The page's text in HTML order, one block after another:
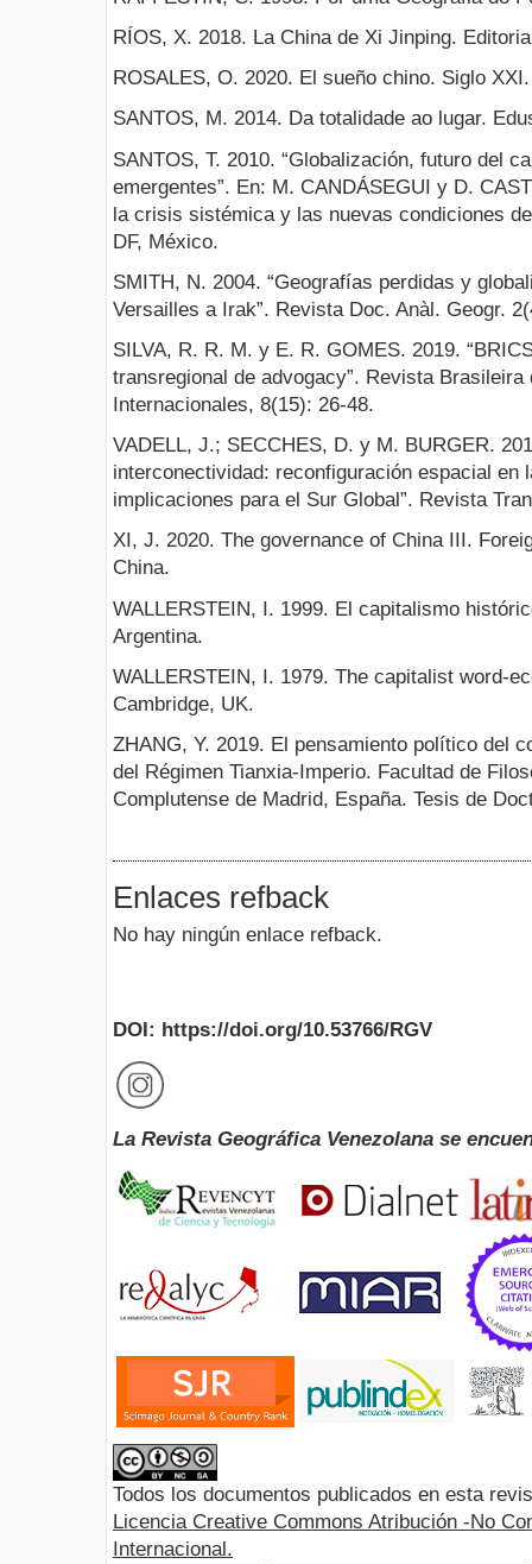
RÍOS, X. 2018. La China de Xi Jinping.
ROSALES, O. 2020. El sueño chino. Siglo
SANTOS, M. 2014. Da totalidade ao lugar.
SANTOS, T. 2010. “Globalización, futuro del
emergentes”. En: M. CANDÁSEGUI y D.
la crisis sistémica y las nuevas condiciones
DF, México.
SMITH, N. 2004. “Geografías perdidas y
Versailles a Irak”. Revista Doc. Anàl. Geogr.
SILVA, R. R. M. y E. R. GOMES. 2019.
transregional de advogacy”. Revista
Internacionales, 8(15): 26-48.
VADELL, J.; SECCHES, D. y M. BURGER.
interconectividad: reconfiguración espacial en
implicaciones para el Sur Global”. Revista
XI, J. 2020. The governance of China III.
China.
WALLERSTEIN, I. 1999. El capitalismo
Argentina.
WALLERSTEIN, I. 1979. The capitalist word-
Cambridge, UK.
ZHANG, Y. 2019. El pensamiento político del
del Régimen Tianxia-Imperio. Facultad de
Complutense de Madrid, España. Tesis de
Enlaces refback
No hay ningún enlace refback.
DOI: https://doi.org/10.53766/RGV
La Revista Geográfica Venezolana se
Todos los documentos publicados en esta
Licencia Creative Commons Atribución -No
Internacional.